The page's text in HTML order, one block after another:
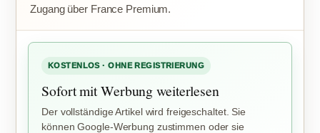
Zugang über France Premium.
KOSTENLOS · OHNE REGISTRIERUNG
Sofort mit Werbung weiterlesen
Der vollständige Artikel wird freigeschaltet. Sie
können Google-Werbung zustimmen oder sie